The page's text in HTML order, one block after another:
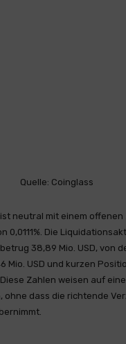
Quelle: Coinglass
neutral mit einem offenen
0,0111%. Die
38,89 Mio. USD, von
Mio. USD und kurzen
Zahlen weisen auf
ohne dass die richtende